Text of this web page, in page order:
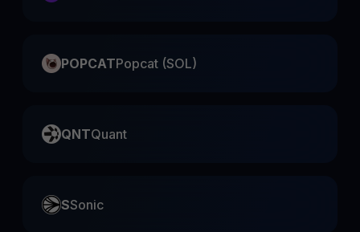
POPCATPopcat (SOL)
QNTQuant
SSonic